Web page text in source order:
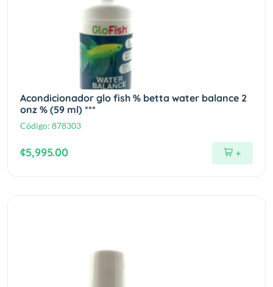
Acondicionador glo fish % betta water balance 2
onz % (59 ml) ***
Código: 878303
¢5,995.00 +